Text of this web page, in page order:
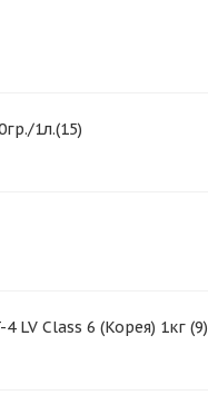
1л.(15)
LV Class 6 (Корея) 1кг (9)